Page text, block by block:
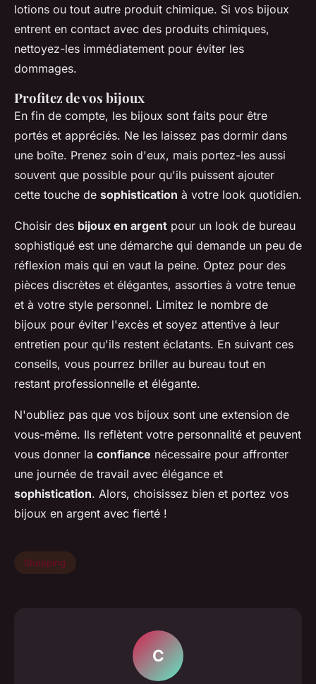
lotions ou tout autre produit chimique. Si vos bijoux
entrent en contact avec des produits chimiques,
nettoyez-les immédiatement pour éviter les
dommages.
Profitez de vos bijoux
En fin de compte, les bijoux sont faits pour être
portés et appréciés. Ne les laissez pas dormir dans
une boîte. Prenez soin d'eux, mais portez-les aussi
souvent que possible pour qu'ils puissent ajouter
cette touche de sophistication à votre look quotidien.
Choisir des bijoux en argent pour un look de bureau
sophistiqué est une démarche qui demande un peu de
réflexion mais qui en vaut la peine. Optez pour des
pièces discrètes et élégantes, assorties à votre tenue
et à votre style personnel. Limitez le nombre de
bijoux pour éviter l'excès et soyez attentive à leur
entretien pour qu'ils restent éclatants. En suivant ces
conseils, vous pourrez briller au bureau tout en
restant professionnelle et élégante.
N'oubliez pas que vos bijoux sont une extension de
vous-même. Ils reflètent votre personnalité et peuvent
vous donner la confiance nécessaire pour affronter
une journée de travail avec élégance et
sophistication. Alors, choisissez bien et portez vos
bijoux en argent avec fierté !
Shopping
C